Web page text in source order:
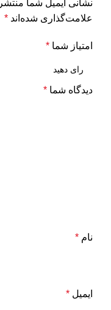
نشانی ایمیل شما
علامت‌گذاری شده‌اند *
امتیاز شما *
دیدگاه شما *
نام *
ایمیل *